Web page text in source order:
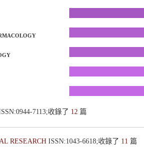
7113;收錄了 12 篇
RESEARCH ISSN:1043-6618;收錄了 11 篇